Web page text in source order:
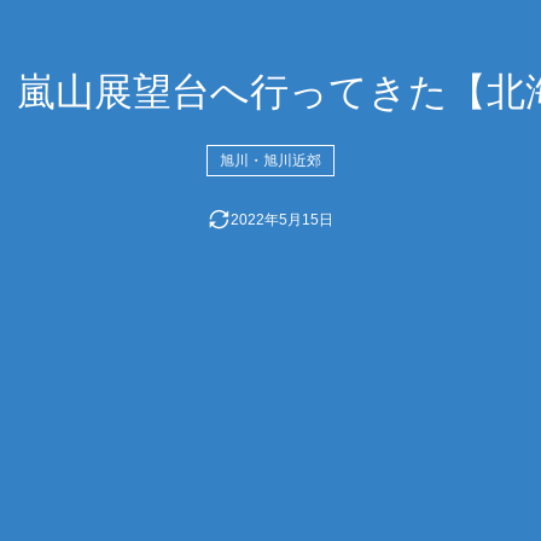
山展望台へ行ってきた【北
旭川・旭川近郊
2022年5月15日